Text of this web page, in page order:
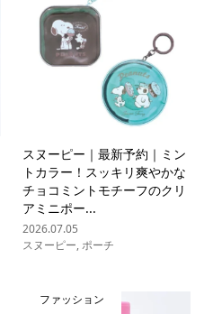
スヌーピー｜最新予約｜ミン
トカラー！スッキリ爽やかな
チョコミントモチーフのクリ
アミニポー...
2026.07.05
スヌーピー,ポーチ
ファッション